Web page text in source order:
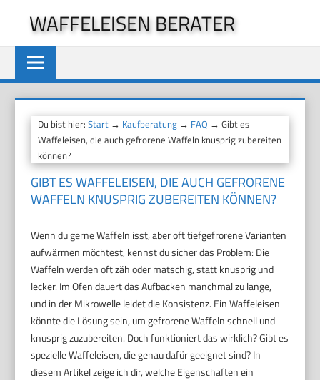
springen
WAFFELEISEN BERATER
Du bist hier:Start → Kaufberatung → FAQ → Gibt es
Waffeleisen, die auch gefrorene Waffeln knusprig zubereiten
können?
GIBT ES WAFFELEISEN, DIE AUCH GEFRORENE
WAFFELN KNUSPRIG ZUBEREITEN KÖNNEN?
Wenn du gerne Waffeln isst, aber oft tiefgefrorene Varianten
aufwärmen möchtest, kennst du sicher das Problem: Die
Waffeln werden oft zäh oder matschig, statt knusprig und
lecker. Im Ofen dauert das Aufbacken manchmal zu lange,
und in der Mikrowelle leidet die Konsistenz. Ein Waffeleisen
könnte die Lösung sein, um gefrorene Waffeln schnell und
knusprig zuzubereiten. Doch funktioniert das wirklich? Gibt es
spezielle Waffeleisen, die genau dafür geeignet sind? In
diesem Artikel zeige ich dir, welche Eigenschaften ein